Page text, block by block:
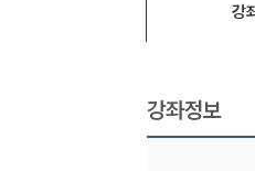
강
강좌정보